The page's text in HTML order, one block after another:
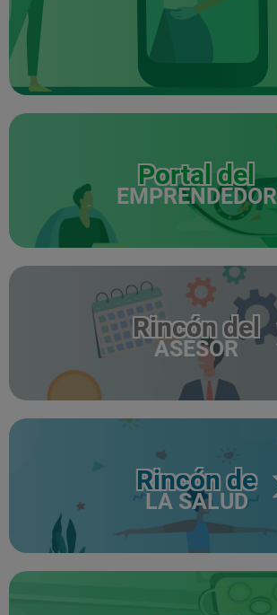
Portal del
EMPRENDEDOR
Rincón del
ASESOR
Rincón de
LA SALUD